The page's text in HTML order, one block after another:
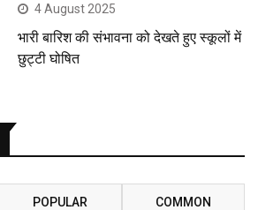
4 August 2025
भारी बारिश की संभावना को देखते हुए स्कूलों में
छुट्टी घोषित
POPULAR COMMON